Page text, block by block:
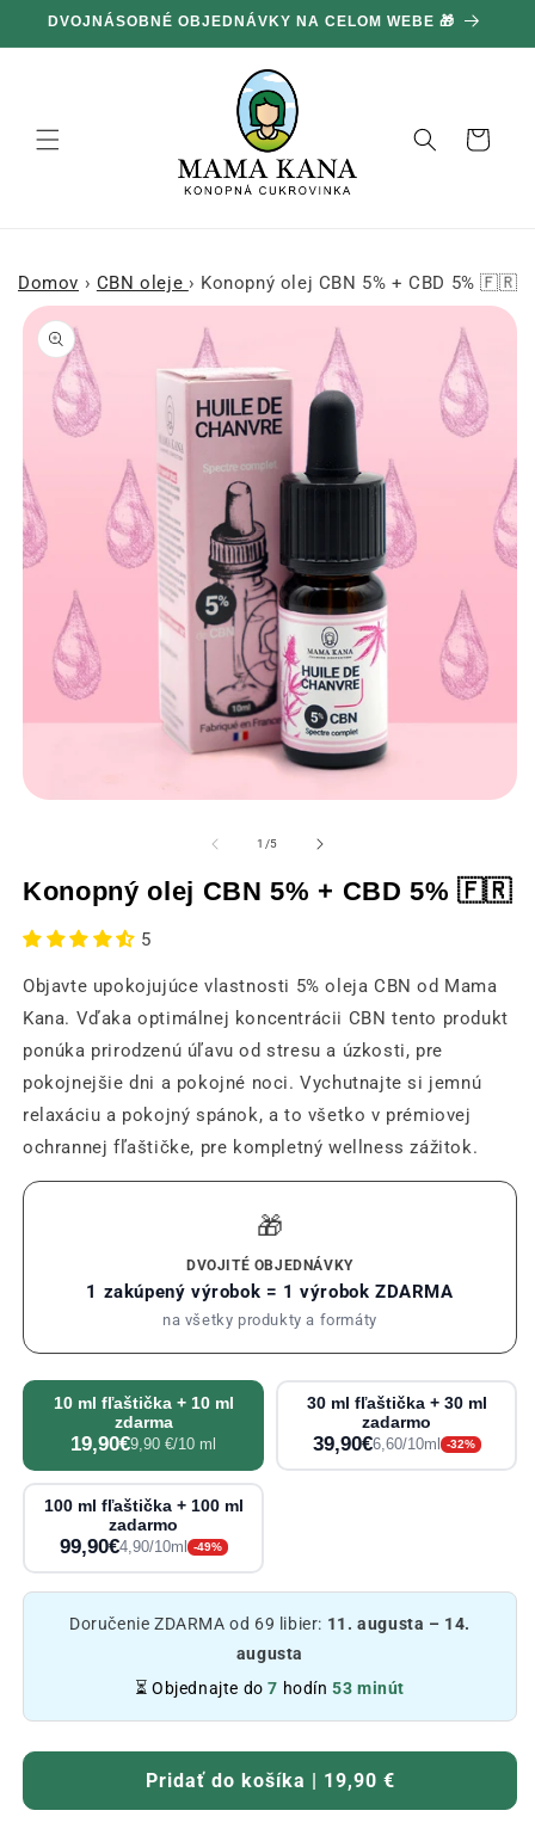
a prejsť
na obsah
DVOJNÁSOBNÉ OBJEDNÁVKY NA CELOM WEBE 🎁
Košík
Domov › CBN oleje › Konopný olej CBN 5% + CBD 5% 🇫🇷
Prejsť na
informácie
o produkte
modálnom
okne
1 /z5
Konopný olej CBN 5% + CBD 5% 🇫🇷
5
Objavte upokojujúce vlastnosti 5% oleja CBN od Mama
Kana. Vďaka optimálnej koncentrácii CBN tento produkt
ponúka prirodzenú úľavu od stresu a úzkosti, pre
pokojnejšie dni a pokojné noci. Vychutnajte si jemnú
relaxáciu a pokojný spánok, a to všetko v prémiovej
ochrannej fľaštičke, pre kompletný wellness zážitok.
🎁
DVOJITÉ OBJEDNÁVKY
1 zakúpený výrobok = 1 výrobok ZDARMA
na všetky produkty a formáty
10 ml fľaštička + 10 ml
zdarma
19,90€9,90 €/10 ml
30 ml fľaštička + 30 ml
zadarmo
39,90€6,60/10ml -32%
100 ml fľaštička + 100 ml
zadarmo
99,90€4,90/10ml -49%
Doručenie ZDARMA od 69 libier: 11. augusta – 14.
augusta
⏳ Objednajte do7 hodín53 minút
Pridať do košíka | 19,90 €